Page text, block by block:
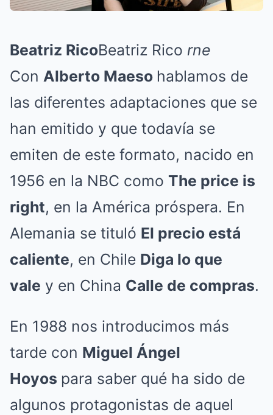
Beatriz RicoBeatriz Rico rne
Con Alberto Maeso hablamos de
las diferentes adaptaciones que se
han emitido y que todavía se
emiten de este formato, nacido en
1956 en la NBC como The price is
right, en la América próspera. En
Alemania se tituló El precio está
caliente, en Chile Diga lo que
vale y en China Calle de compras.
En 1988 nos introducimos más
tarde con Miguel Ángel
Hoyos para saber qué ha sido de
algunos protagonistas de aquel